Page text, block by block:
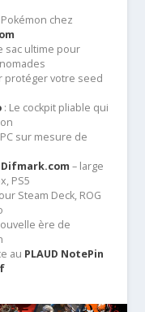
chez
sac ultime pour
protéger votre seed
: Le cockpit pliable qui
sur mesure de
Difmark.com – large
PS5
Steam Deck, ROG
ère de
au PLAUD NotePin